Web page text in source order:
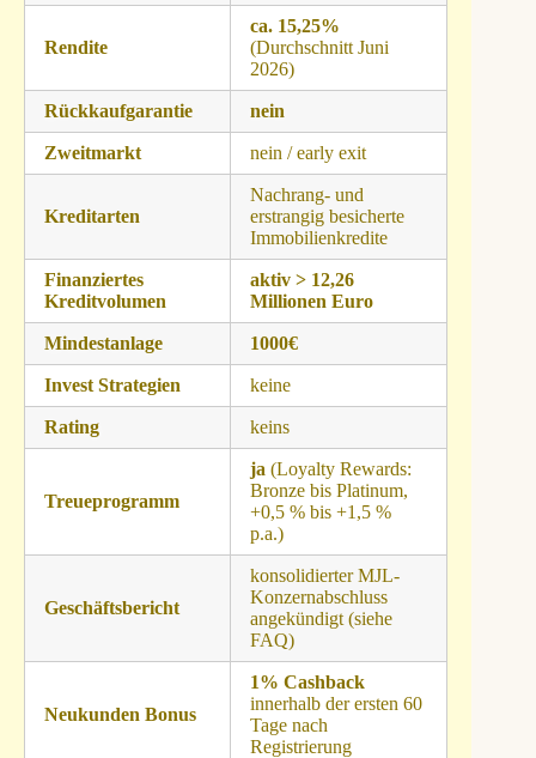
Rendite
ca. 15,25%
(Durchschnitt Juni
2026)
Rückkaufgarantie nein
Zweitmarkt nein / early exit
Kreditarten
Nachrang- und
erstrangig besicherte
Immobilienkredite
Finanziertes
Kreditvolumen
aktiv > 12,26
Millionen Euro
Mindestanlage 1000€
Invest Strategien keine
Rating keins
Treueprogramm
ja (Loyalty Rewards:
Bronze bis Platinum,
+0,5 % bis +1,5 %
p.a.)
Geschäftsbericht
konsolidierter MJL-
Konzernabschluss
angekündigt (siehe
FAQ)
Neukunden Bonus
1% Cashback
innerhalb der ersten 60
Tage nach
Registrierung